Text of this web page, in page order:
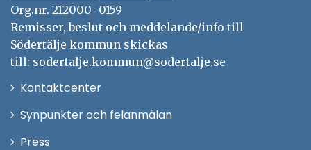
Org.nr. 212000–0159
Remisser, beslut och meddelande/info till
Södertälje kommun skickas
till: sodertalje.kommun@sodertalje.se
KontaktcenterÖppna
Synpunkter och felanmälan
Press